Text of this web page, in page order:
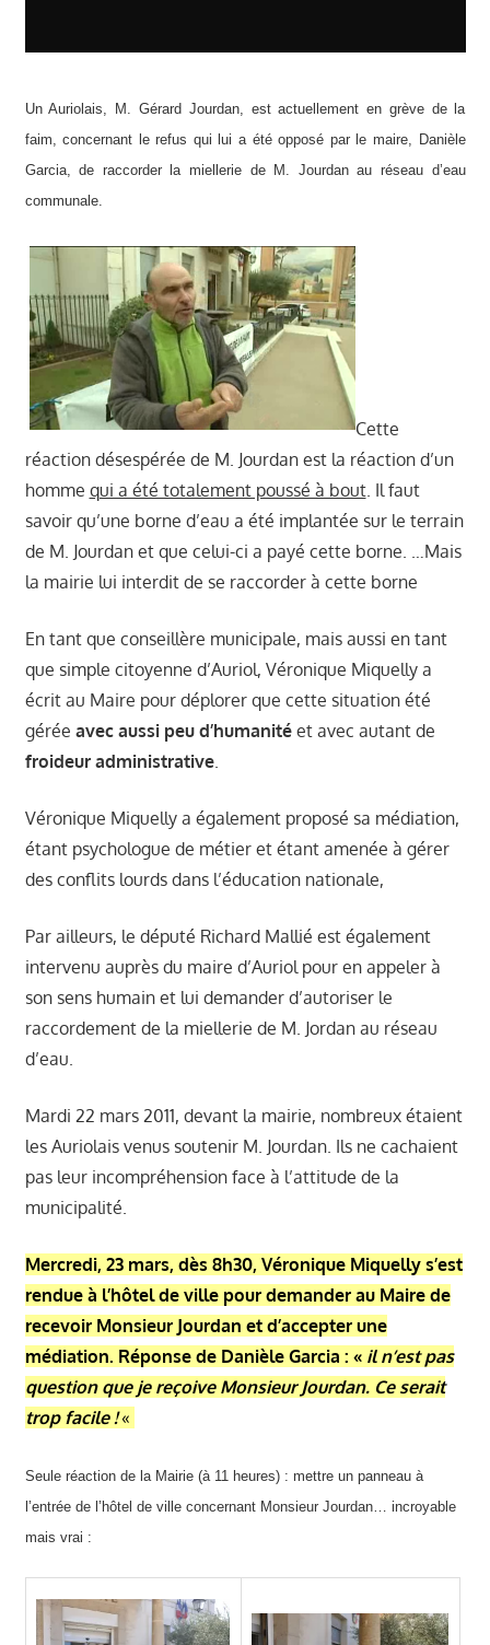
Un Auriolais, M. Gérard Jourdan, est actuellement en grève de la
faim, concernant le refus qui lui a été opposé par le maire, Danièle
Garcia, de raccorder la miellerie de M. Jourdan au réseau d’eau
communale.
Cette
réaction désespérée de M. Jourdan est la réaction d’un
homme qui a été totalement poussé à bout. Il faut
savoir qu’une borne d’eau a été implantée sur le terrain
de M. Jourdan et que celui-ci a payé cette borne. …Mais
la mairie lui interdit de se raccorder à cette borne
En tant que conseillère municipale, mais aussi en tant
que simple citoyenne d’Auriol, Véronique Miquelly a
écrit au Maire pour déplorer que cette situation été
gérée avec aussi peu d’humanitéet avec autant de
froideur administrative.
Véronique Miquelly a également proposé sa médiation,
étant psychologue de métier et étant amenée à gérer
des conflits lourds dans l’éducation nationale,
Par ailleurs, le député Richard Mallié est également
intervenu auprès du maire d’Auriol pour en appeler à
son sens humain et lui demander d’autoriser le
raccordement de la miellerie de M. Jordan au réseau
d’eau.
Mardi 22 mars 2011, devant la mairie, nombreux étaient
les Auriolais venus soutenir M. Jourdan. Ils ne cachaient
pas leur incompréhension face à l’attitude de la
municipalité.
Mercredi, 23 mars, dès 8h30, Véronique Miquelly s’est
rendue à l’hôtel de ville pour demander au Maire de
recevoir Monsieur Jourdan et d’accepter une
médiation. Réponse de Danièle Garcia : « il n’est pas
question que je reçoive Monsieur Jourdan. Ce serait
trop facile !«
Seule réaction de la Mairie (à 11 heures) : mettre un panneau à
l’entrée de l’hôtel de ville concernant Monsieur Jourdan… incroyable
mais vrai :